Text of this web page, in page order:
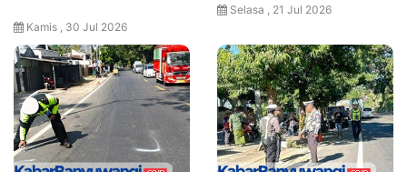
Kamis , 30 Jul 2026
Selasa , 21 Jul 2026